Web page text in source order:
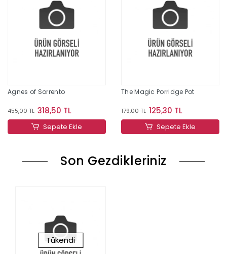
Agnes of Sorrento
455,00 TL 318,50 TL
Sepete Ekle
The Magic Porridge Pot
179,00 TL 125,30 TL
Sepete Ekle
Son Gezdikleriniz
Tükendi